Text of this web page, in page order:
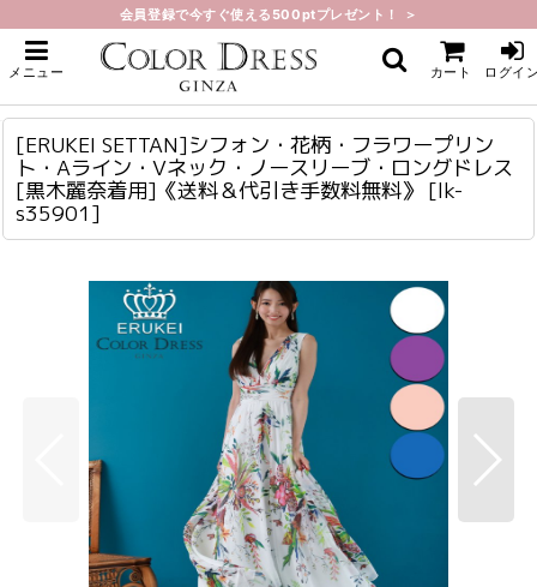
会員登録で今すぐ使える500ptプレゼント！ ＞
メニュー カート ログイ
ホーム > ロング・マキシ
[ERUKEI SETTAN]シフォン・花柄・フラワープリント・Aライン・Vネック・
ノースリーブ・ロングドレス[黒木麗奈着用]《送料＆代引き手数料無料》
[ERUKEI SETTAN]シフォン・花柄・フラワープリン
ト・Aライン・Vネック・ノースリーブ・ロングドレス
[黒木麗奈着用]《送料＆代引き手数料無料》 [lk-
s35901 ]